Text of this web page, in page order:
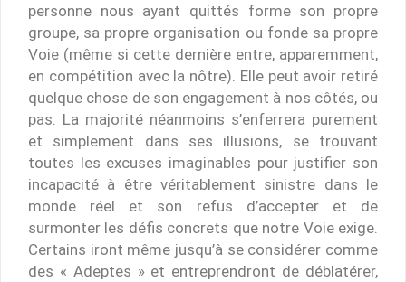
personne nous ayant quittés forme son propre
groupe, sa propre organisation ou fonde sa propre
Voie (même si cette dernière entre, apparemment,
en compétition avec la nôtre). Elle peut avoir retiré
quelque chose de son engagement à nos côtés, ou
pas. La majorité néanmoins s’enferrera purement
et simplement dans ses illusions, se trouvant
toutes les excuses imaginables pour justifier son
incapacité à être véritablement sinistre dans le
monde réel et son refus d’accepter et de
surmonter les défis concrets que notre Voie exige.
Certains iront même jusqu’à se considérer comme
des « Adeptes » et entreprendront de déblatérer,